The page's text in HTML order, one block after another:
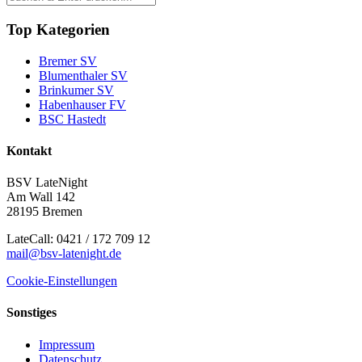
Top Kategorien
Bremer SV
Blumenthaler SV
Brinkumer SV
Habenhauser FV
BSC Hastedt
Kontakt
BSV LateNight
Am Wall 142
28195 Bremen
LateCall: 0421 / 172 709 12
mail@bsv-latenight.de
Cookie-Einstellungen
Sonstiges
Impressum
Datenschutz